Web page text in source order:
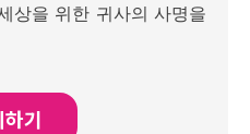
상을 위한 귀사의 사명을
기